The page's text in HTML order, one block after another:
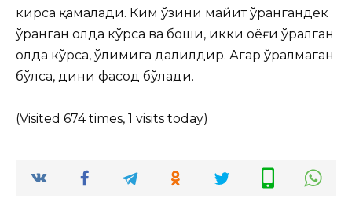
кирса қамалади. Ким ўзини майит ўрангандек
ўранган ҳолда кўрса ва боши, икки оёғи ўралган
ҳолда кўрса, ўлимига далилдир. Агар ўралмаган
бўлса, дини фасод бўлади.
(Visited 674 times, 1 visits today)